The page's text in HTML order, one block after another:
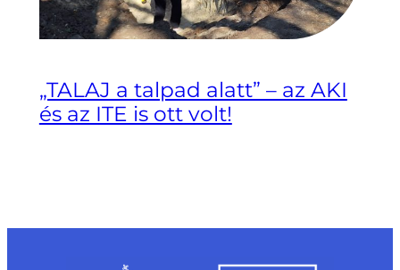
„TALAJ a talpad alatt” – az AKI
és az ITE is ott volt!